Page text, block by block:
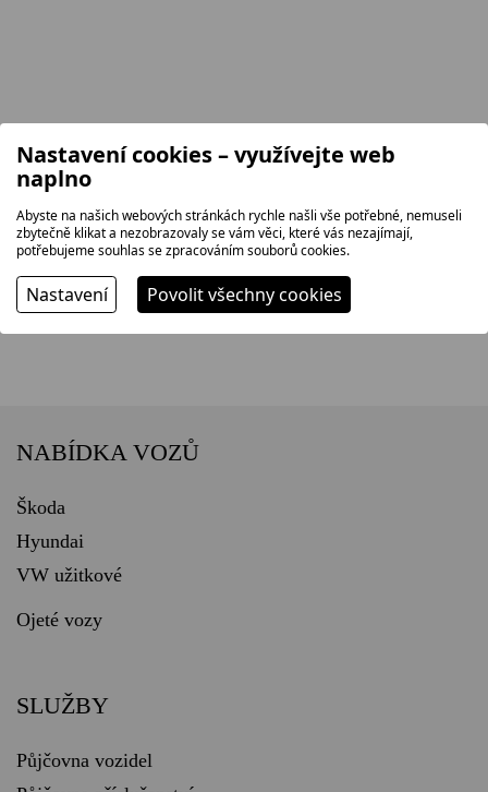
NABÍDKA VOZŮ
Škoda
Hyundai
VW užitkové
Ojeté vozy
SLUŽBY
Půjčovna vozidel
Nastavení cookies – využívejte web
naplno
Abyste na našich webových stránkách rychle našli vše potřebné, nemuseli
zbytečně klikat a nezobrazovaly se vám věci, které vás nezajímají,
potřebujeme souhlas se zpracováním souborů cookies.
Nastavení Povolit všechny cookies